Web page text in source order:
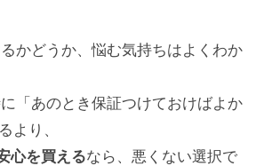
かどうか、悩む気持ちはよくわか
「あのとき保証つけておけばよか
より、
心を買えるなら、悪くない選択で